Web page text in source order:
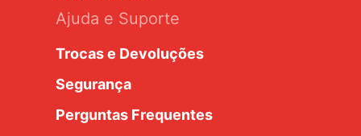
Ajuda e Suporte
Trocas e Devoluções
Segurança
Perguntas Frequentes